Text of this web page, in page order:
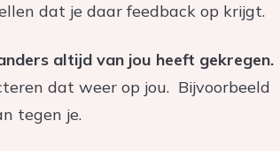
dat je daar feedback op krijgt.
altijd van jou heeft gekregen.
dat weer op jou. Bijvoorbeeld
tegen je.